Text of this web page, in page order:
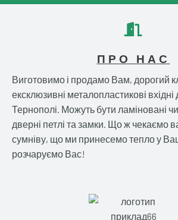
ПРО НАС
Виготовимо і продамо Вам, дорогий
ексклюзивні металопластикові вхідні
Тернополі. Можуть бути ламіновані чи
дверні петлі та замки. Що ж чекаємо
сумніву, що ми принесемо тепло у
розчаруємо Вас!